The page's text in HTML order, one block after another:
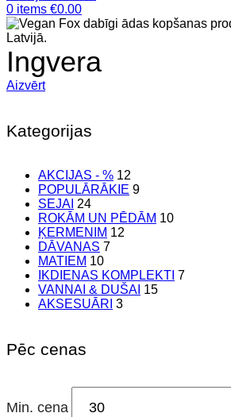
0 items €0.00
Ingvera
Aizvērt
Kategorijas
AKCIJAS - % 12
POPULĀRĀKIE 9
SEJAI 24
ROKĀM UN PĒDĀM 10
ĶERMENIM 12
DĀVANAS 7
MATIEM 10
IKDIENAS KOMPLEKTI 7
VANNAI & DUŠAI 15
AKSESUĀRI 3
Pēc cenas
Min. cena